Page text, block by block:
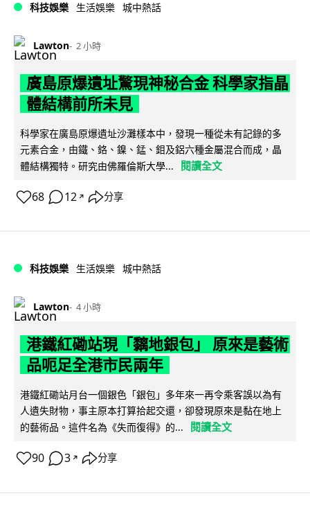
科技娛樂 生活娛樂 城中熱話
Lawton 2 小時
廣島原爆遺址驚現神秘合金 科學家指晶
體結構前所未見
科學家在廣島原爆遺址沙灘樣本中，發現一種從未有記錄的多
元素合金，由鐵、鉻、鎳、錳、鉬及鋁六種金屬混合而成，晶
體結構獨特。研究由佛羅倫斯大學...
閱讀全文
68 12 ↗ 分享
科技娛樂 生活娛樂 城中熱話
Lawton 4 小時
港鐵紅磡站現「黐地銀包」 原來是藝術
品呃足全港市民兩年
港鐵紅磡站月台一個銀色「銀包」多年來一再令乘客誤以為有
人遺失財物，事主原本打算拾起交還，卻發現原來是黏在地上
的藝術品。這件名為《失而復得》的...
閱讀全文
90 3 ↗ 分享